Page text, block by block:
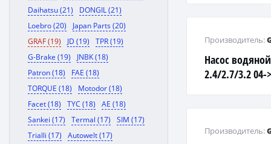
Daihatsu (21)
DONGIL (21)
Loebro (20)
Japan Parts (20)
GRAF (19)
JD (19)
TPR (19)
G-Brake (19)
JNBK (18)
Patron (18)
FAE (18)
TORQUE (18)
Motodor (18)
Facet (18)
TYC (18)
AE (18)
Sankei (17)
Termal (17)
SIM (17)
Trialli (17)
Autowelt (17)
Насос
2.4/2.7/3.2 04-
Производитель:
Производитель: